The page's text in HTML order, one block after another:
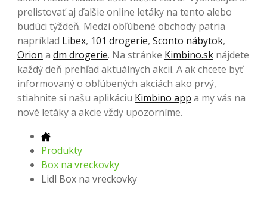
prelistovať aj ďalšie online letáky na tento alebo
budúci týždeň. Medzi obľúbené obchody patria
napríklad Libex, 101 drogerie, Sconto nábytok,
Orion a dm drogerie. Na stránke Kimbino.sk nájdete
každý deň prehľad aktuálnych akcií. A ak chcete byť
informovaný o obľúbených akciách ako prvý,
stiahnite si našu aplikáciu Kimbino app a my vás na
nové letáky a akcie vždy upozorníme.
Produkty
Box na vreckovky
Lidl Box na vreckovky